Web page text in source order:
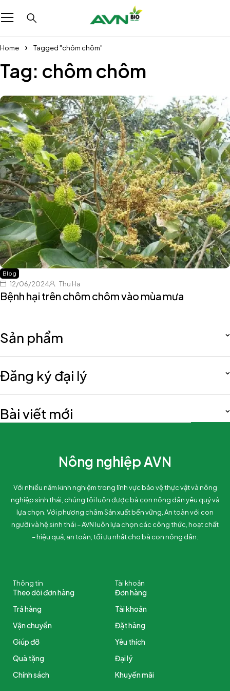
Home Tagged "chôm chôm"
Tag: chôm chôm
Blog
12/06/2024 Thu Ha
Bệnh hại trên chôm chôm vào mùa mưa
Sản phẩm
Đăng ký đại lý
Bài viết mới
Nông nghiệp AVN
Với nhiều năm kinh nghiệm trong lĩnh vực bảo vệ thực vật và nông
nghiệp sinh thái, chúng tôi luôn được bà con nông dân yêu quý và
lựa chọn. Với phương châm Sản xuất bền vững, An toàn với con
người và hệ sinh thái – AVN luôn lựa chọn các công thức, hoạt chất
– hiệu quả, an toàn, tối ưu nhất cho bà con nông dân.
Thông tin
Theo dõi đơn hàng
Trả hàng
Vận chuyển
Giúp đỡ
Quà tặng
Chính sách
Tài khoản
Đơn hàng
Tài khoản
Đặt hàng
Yêu thích
Đại lý
Khuyến mãi